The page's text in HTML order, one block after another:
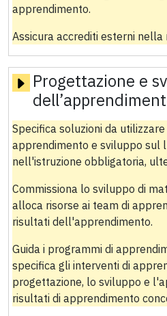
apprendimento.
Assicura accrediti esterni
Progettazione e
Specifica soluzioni da
apprendimento e sviluppo sul
nell'istruzione obbligatoria,
Commissiona lo sviluppo di
alloca risorse ai team di
risultati dell'apprendimento.
Guida i programmi di
specifica gli interventi di
progettazione, lo sviluppo e
risultati di apprendimento